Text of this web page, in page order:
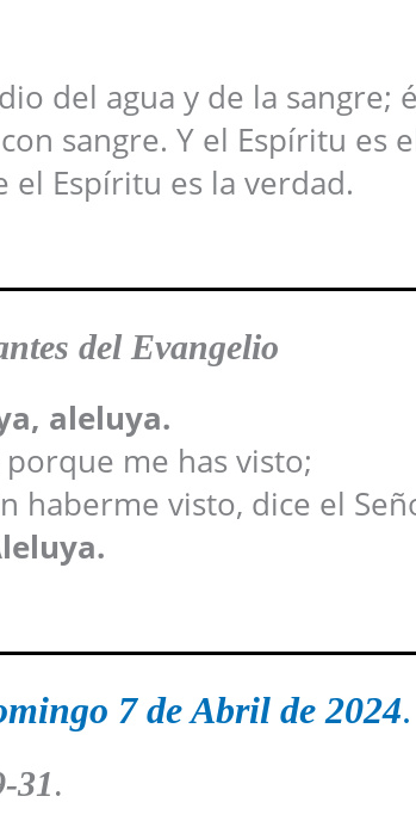
del agua y de la sangre;
sangre. Y el Espíritu es
Espíritu es la verdad.
del Evangelio
aleluya.
me has visto;
haberme visto, dice el
7 de Abril de 2024.
31.